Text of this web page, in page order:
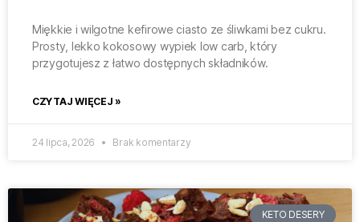
Miękkie i wilgotne kefirowe ciasto ze śliwkami bez cukru.
Prosty, lekko kokosowy wypiek low carb, który
przygotujesz z łatwo dostępnych składników.
CZYTAJ WIĘCEJ »
24 lipca, 2026 Brak komentarzy
KETO DESERY